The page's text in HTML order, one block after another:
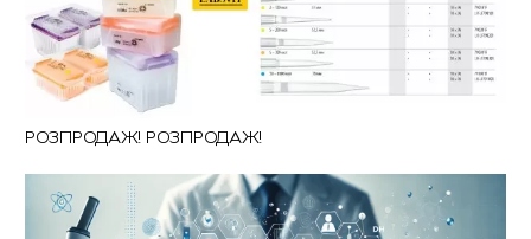
РОЗПРОДАЖ! РОЗПРОДАЖ!